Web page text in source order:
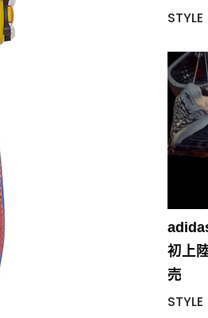
足
STYLE
初上
売
STYLE